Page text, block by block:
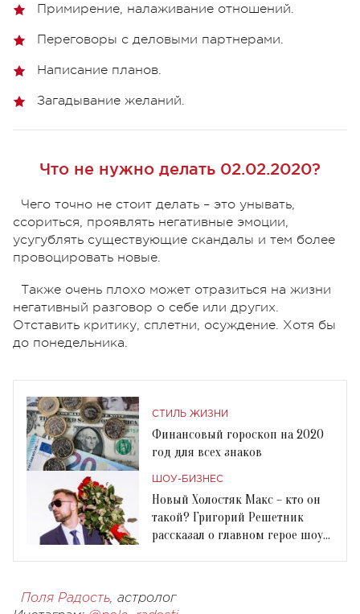
Примирение, налаживание отношений.
Переговоры с деловыми партнерами.
Написание планов.
Загадывание желаний.
Что не нужно делать 02.02.2020?
Чего точно не стоит делать – это унывать,
ссориться, проявлять негативные эмоции,
усугублять существующие скандалы и тем более
провоцировать новые.
Также очень плохо может отразиться на жизни
негативный разговор о себе или других.
Отставить критику, сплетни, осуждение. Хотя бы
до понедельника.
СТИЛЬ ЖИЗНИ
Финансовый гороскоп на 2020
год для всех знаков
ШОУ-БИЗНЕС
Новый Холостяк Макс – кто он
такой? Григорий Решетник
рассказал о главном герое шоу
Поля Радость , астролог